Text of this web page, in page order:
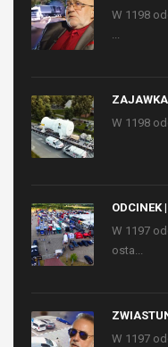
W 1198
...
W 1198
ODCINEK
W 1197
osta...
W 1197